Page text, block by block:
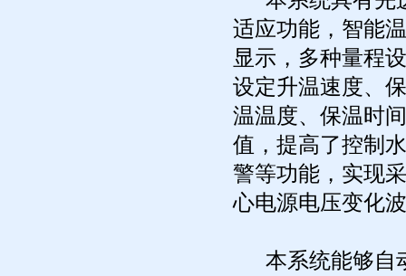
适应功能，智能
显示，多种量程
设定升温速度、
温温度、保温时
值，提高了控制
警等功能，实现
心电源电压变化
本系统能够自